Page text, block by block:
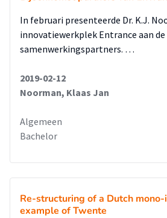
In februari presenteerde Dr. K.J.
innovatiewerkplek Entrance aan de
samenwerkingspartners. …
2019-02-12
Noorman, Klaas Jan
Algemeen
Bachelor
Re-structuring of a Dutch
example of Twente